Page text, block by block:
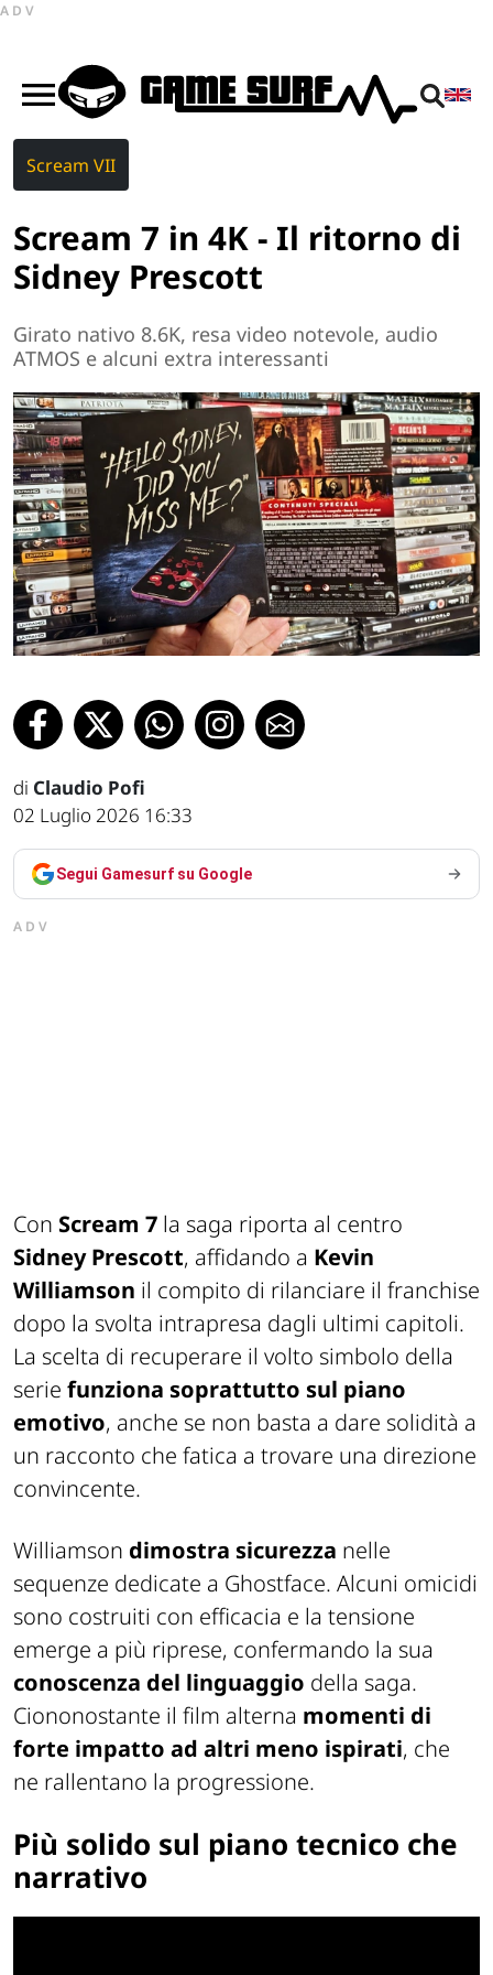
ADV
Scream VII
Scream 7 in 4K - Il ritorno di
Sidney Prescott
Girato nativo 8.6K, resa video notevole, audio
ATMOS e alcuni extra interessanti
di Claudio Pofi
02 Luglio 2026 16:33
Segui Gamesurf su Google
ADV
Con Scream 7 la saga riporta al centro
Sidney Prescott, affidando a Kevin
Williamson il compito di rilanciare il franchise
dopo la svolta intrapresa dagli ultimi capitoli.
La scelta di recuperare il volto simbolo della
serie funziona soprattutto sul piano
emotivo, anche se non basta a dare solidità a
un racconto che fatica a trovare una direzione
convincente.
Williamson dimostra sicurezza nelle
sequenze dedicate a Ghostface. Alcuni omicidi
sono costruiti con efficacia e la tensione
emerge a più riprese, confermando la sua
conoscenza del linguaggio della saga.
Ciononostante il film alterna momenti di
forte impatto ad altri meno ispirati, che
ne rallentano la progressione.
Più solido sul piano tecnico che
narrativo